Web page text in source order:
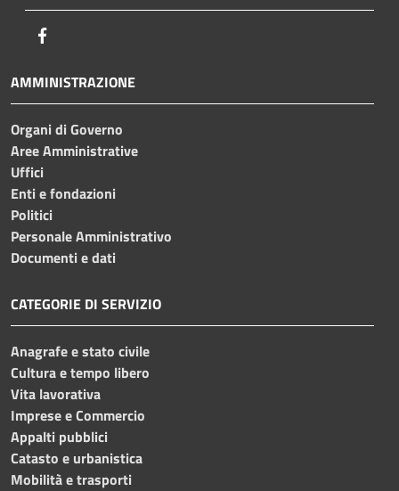
AMMINISTRAZIONE
Organi di Governo
Aree Amministrative
Uffici
Enti e fondazioni
Politici
Personale Amministrativo
Documenti e dati
CATEGORIE DI SERVIZIO
Anagrafe e stato civile
Cultura e tempo libero
Vita lavorativa
Imprese e Commercio
Appalti pubblici
Catasto e urbanistica
Mobilità e trasporti